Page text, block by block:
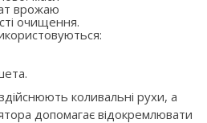
врожаю
очищення.
коливальні рухи, а
допомагає відокремлювати